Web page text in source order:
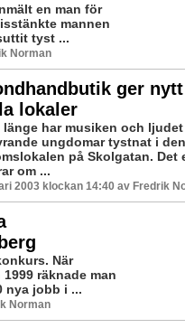
en man för
mannen
tyst ...
Norman
ger
lokaler
länge har musiken och
ungdomar tystnat i
på Skolgatan. Det
om ...
2003 klockan 14:40 av Fredrik
När
räknade man
nya jobb i ...
Norman